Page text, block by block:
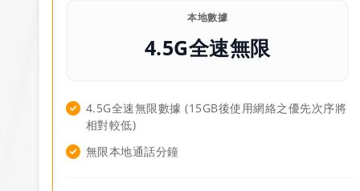
本地數據
4.5G全速無限
4.5G全速無限數據 (15GB後使用網絡之優先次序將
相對較低)
無限本地通話分鐘